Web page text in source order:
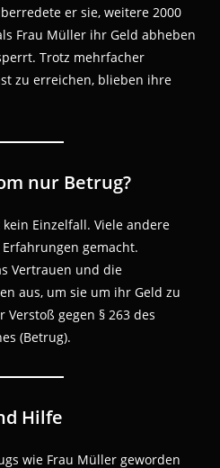
er sie, weitere 2000
Frau Müller ihr Geld abheben
Trotz mehrfacher
zu erreichen, blieben ihre
nur Betrug?
Einzelfall. Viele andere
gemacht.
Vertrauen und die
aus, um sie um ihr Geld zu
gegen § 263 des
(Betrug).
Hilfe
wie Frau Müller geworden